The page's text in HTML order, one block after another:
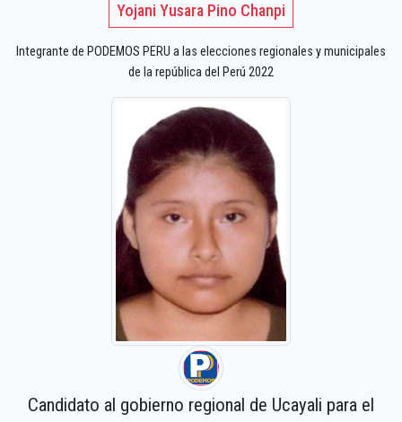
Yojani Yusara Pino Chanpi
Integrante de PODEMOS PERU a las elecciones regionales y municipales
de la república del Perú 2022
Candidato al gobierno regional de Ucayali para el